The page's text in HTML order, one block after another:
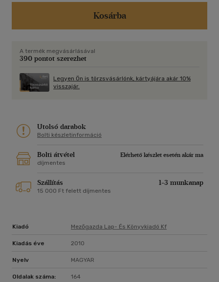
kártevők (atkák, levéltetvek, tripszek stb.) okozta tüneteket,
majd a védekezés módját, idejét, a lehetséges
Kosárba
A termék megvásárlásával
390 pontot szerezhet
Legyen Ön is törzsvásárlónk, kártyájára akár 10%
visszajár.
Utolsó darabok
Bolti készletinformáció
Bolti átvétel
Elérhető készlet esetén akár ma
díjmentes
Szállítás 1-3 munkanap
15 000 Ft felett díjmentes
Kiadó Mezőgazda Lap- És Könyvkiadó Kf
Kiadás éve 2010
Nyelv MAGYAR
Oldalak száma: 164